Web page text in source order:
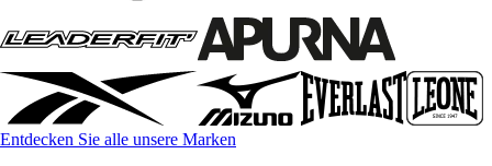
Entdecken Sie alle unsere Marken